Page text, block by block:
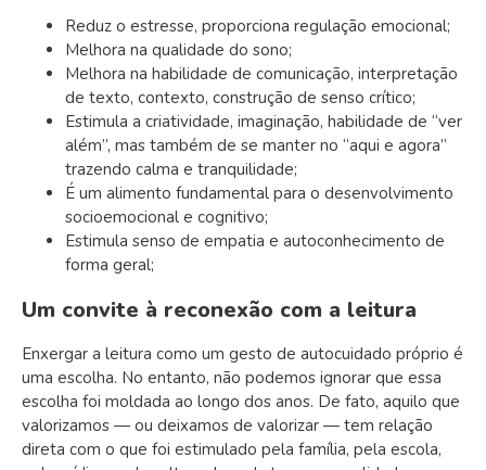
Reduz o estresse, proporciona regulação emocional;
Melhora na qualidade do sono;
Melhora na habilidade de comunicação, interpretação
de texto, contexto, construção de senso crítico;
Estimula a criatividade, imaginação, habilidade de “ver
além”, mas também de se manter no “aqui e agora”
trazendo calma e tranquilidade;
É um alimento fundamental para o desenvolvimento
socioemocional e cognitivo;
Estimula senso de empatia e autoconhecimento de
forma geral;
Um convite à reconexão com a leitura
Enxergar a leitura como um gesto de autocuidado próprio é
uma escolha. No entanto, não podemos ignorar que essa
escolha foi moldada ao longo dos anos. De fato, aquilo que
valorizamos — ou deixamos de valorizar — tem relação
direta com o que foi estimulado pela família, pela escola,